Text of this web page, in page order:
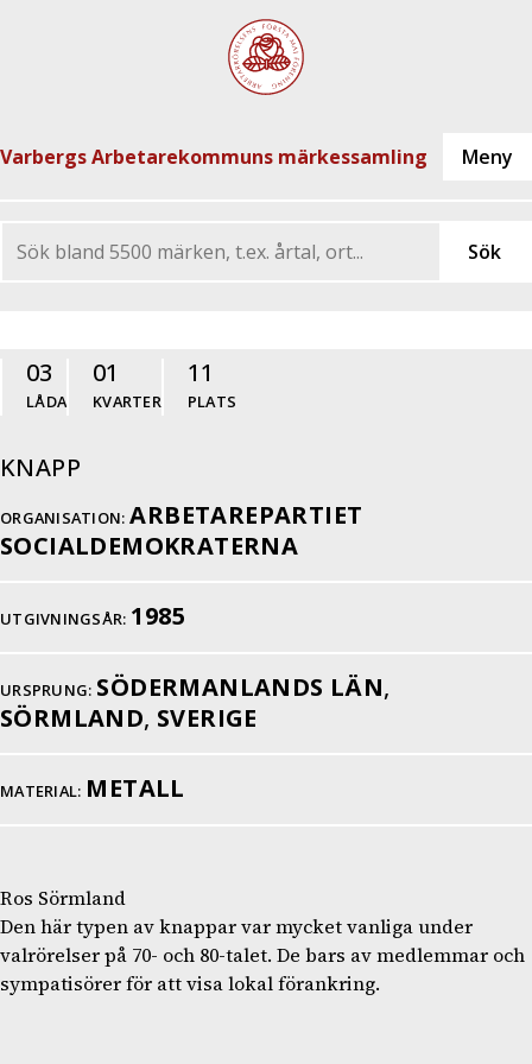
Varbergs Arbetarekommuns märkessamling
03
LÅDA
01
KVARTER
11
PLATS
KNAPP
ORGANISATION: ARBETAREPARTIET
SOCIALDEMOKRATERNA
UTGIVNINGSÅR: 1985
URSPRUNG: SÖDERMANLANDS LÄN,
SÖRMLAND, SVERIGE
MATERIAL: METALL
Ros Sörmland
Den här typen av knappar var mycket vanliga under
valrörelser på 70- och 80-talet. De bars av medlemmar och
sympatisörer för att visa lokal förankring.